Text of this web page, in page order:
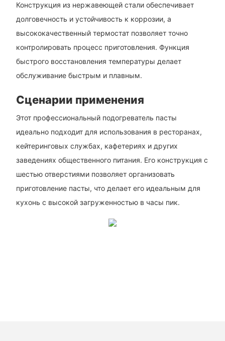
Конструкция из нержавеющей стали обеспечивает
долговечность и устойчивость к коррозии, а
высококачественный термостат позволяет точно
контролировать процесс приготовления. Функция
быстрого восстановления температуры делает
обслуживание быстрым и плавным.
Сценарии применения
Этот профессиональный подогреватель пасты
идеально подходит для использования в ресторанах,
кейтеринговых службах, кафетериях и других
заведениях общественного питания. Его конструкция с
шестью отверстиями позволяет организовать
приготовление пасты, что делает его идеальным для
кухонь с высокой загруженностью в часы пик.